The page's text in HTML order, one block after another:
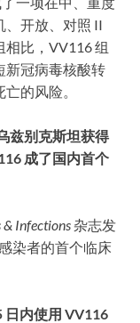
、开放、对照 II
比，VV116 组
新冠病毒核酸转
的风险。
兹别克斯坦获得
成了国内首个
& Infections杂志发
染者的首个临床
日内使用 VV116